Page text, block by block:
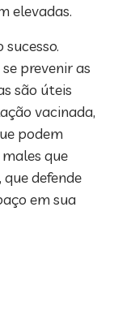
elevadas.
prevenir as
são úteis
vacinada,
podem
que
defende
em sua